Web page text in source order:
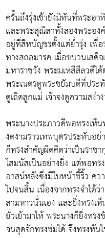
ครั้นถึงรุ่งเช้ายังมิทันที่พระอ
และพระสุณิสาทั้งสองพระอง
อยู่ที่สีหบัญชรตั้งแต่ย่ำรุ่ง เพื่
ทางสถลมารค เมื่อขบวนเสด็
มหาราชวัง พระมเหสีสีลวดีไ
พระเนตรดูพระชยัมบดีที่ปร
ดูเถิดลูกแม่ เจ้าจงดูความสง่า
พระนางประภาวดีพอทรงเห็
งดงามราวเทพบุตรประทับอ
ก็ทรงสำคัญผิดคิดว่าเป็นราช
โสมนัสเป็นอย่างยิ่ง แต่พอท
อาสน์หลังซึ่งมีใบหน้าขี้ริ้ว ค
ไปจนสิ้น เนื่องจากทรงจำได้
สามหาวนั่นเอง และยิ่งทรงเ
ยั่วเย้ามาให้ พระนางก็ยิ่งทร
จนสุดจักทรงข่มได้ จึงทรงหัน